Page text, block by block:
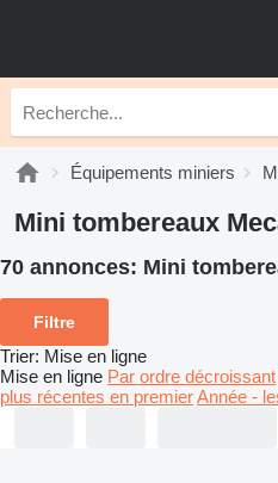
Équipements miniers
Mini tombereaux
70 annonces: Mini
Filtre
Trier: Mise en ligne
Mise en ligne Par ordre décroissant
plus récentes en premierAnnée -